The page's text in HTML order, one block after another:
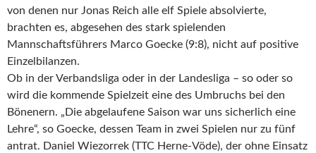
von denen nur Jonas Reich alle elf Spiele absolvierte,
brachten es, abgesehen des stark spielenden
Mannschaftsführers Marco Goecke (9:8), nicht auf positive
Einzelbilanzen.
Ob in der Verbandsliga oder in der Landesliga – so oder so
wird die kommende Spielzeit eine des Umbruchs bei den
Bönenern. „Die abgelaufene Saison war uns sicherlich eine
Lehre“, so Goecke, dessen Team in zwei Spielen nur zu fünf
antrat. Daniel Wiezorrek (TTC Herne-Vöde), der ohne Einsatz